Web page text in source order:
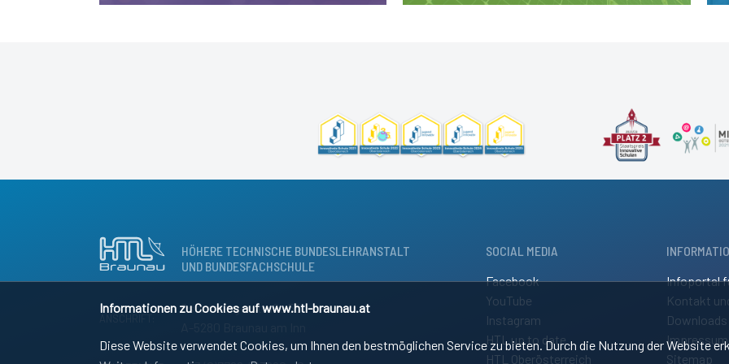
Informationen zu Cookies auf www.htl-braunau.at
Diese Website verwendet Cookies, um Ihnen den bestmöglichen Service zu bieten. Durch die Nutzung der Website
HÖHERE TECHNISCHE BUNDESLEHRANSTALT
UND BUNDESFACHSCHULE
Osternbergerstraße 55
SOCIAL MEDIA
Facebook
YouTube
Instagram
HTL up to date
HTL Oberösterreich
Infoportal
Kontakt
Downloads
Impressum
Sitemap